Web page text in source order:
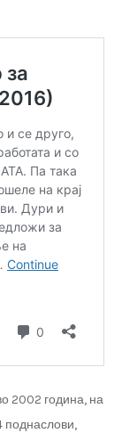
2002 година, на
поднаслови,